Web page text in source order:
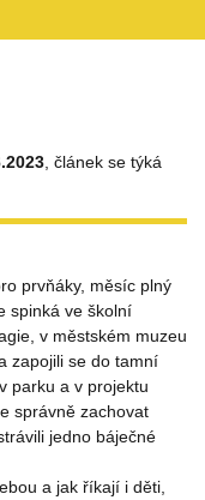
, článek se týká
prvňáky, měsíc plný
spinká ve školní
v městském muzeu
zapojili se do tamní
parku a v projektu
správně zachovat
jedno báječné
a jak říkají i děti,